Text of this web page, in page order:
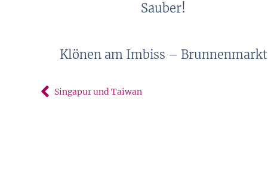
Sauber!
Klönen am Imbiss – Brunnenmarkt
Singapur und Taiwan